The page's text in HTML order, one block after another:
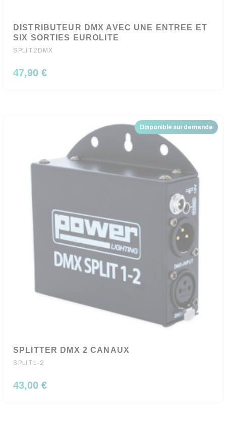
DISTRIBUTEUR DMX AVEC UNE ENTREE ET
SIX SORTIES EUROLITE
SPLIT2DMX
47,90 €
Disponible sur demande
SPLITTER DMX 2 CANAUX
SPLIT1-2
43,00 €